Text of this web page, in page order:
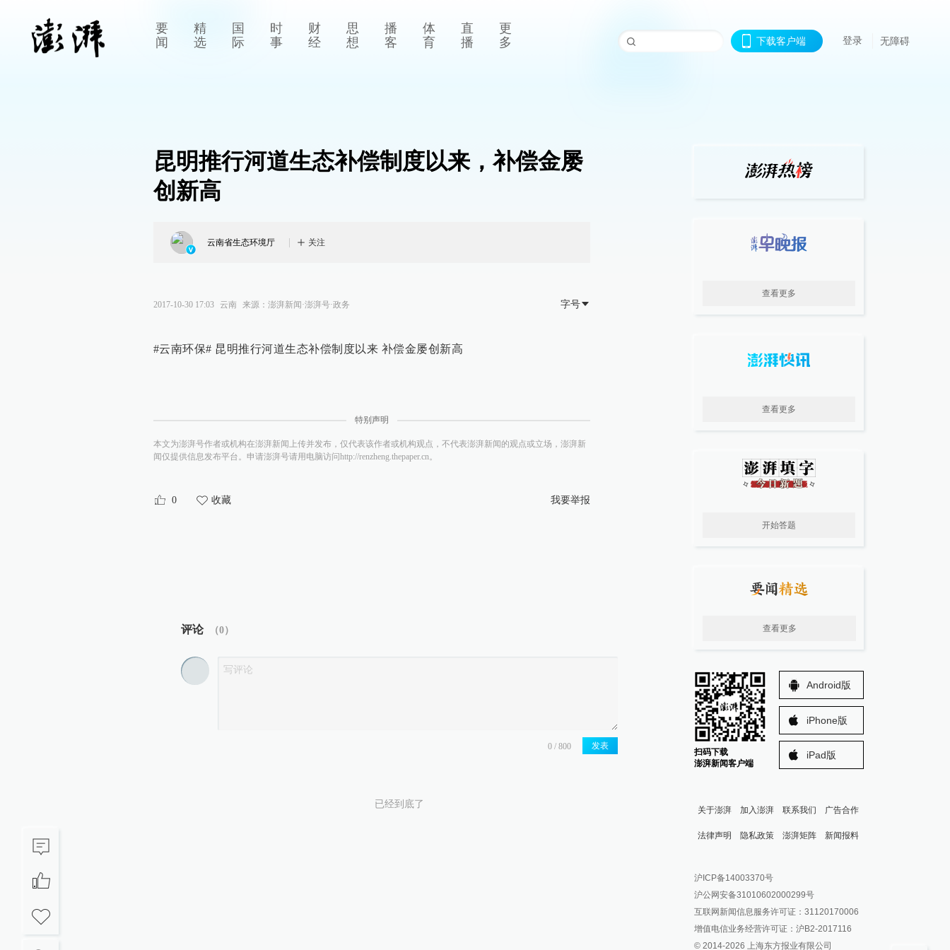
要
闻
精
选
国
际
时
事
财
经
思
想
播
客
体
育
直
播
更
多
下载客户端 登录 无障碍
昆明推行河道生态补偿制度以来，补偿金屡
创新高
云南省生态环境厅 关注
2017-10-30 17:03 云南 来源： 澎湃新闻·澎湃号·政务 字号
#云南环保# 昆明推行河道生态补偿制度以来 补偿金屡创新高
特别声明
本文为澎湃号作者或机构在澎湃新闻上传并发布，仅代表该作者或机构观点，不代表澎湃新闻的观点或立场，澎湃新
闻仅提供信息发布平台。申请澎湃号请用电脑访问http://renzheng.thepaper.cn。
0 收藏 我要举报
评论 （0）
发表
已经到底了
查看更多
查看更多
开始答题
查看更多
扫码下载
澎湃新闻客户端
Android版
iPhone版
iPad版
关于澎湃 加入澎湃 联系我们 广告合作
法律声明 隐私政策 澎湃矩阵
澎湃新闻公众号
澎湃新闻抖音号
派生万物开放平台
IP SHANGHAI
新闻报料
报料邮箱: news@thepaper.cn
沪ICP备14003370号
沪公网安备31010602000299号
互联网新闻信息服务许可证：31120170006
增值电信业务经营许可证：沪B2-2017116
© 2014-2026 上海东方报业有限公司